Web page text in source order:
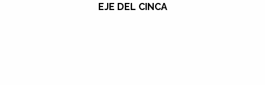
EJE DEL CINCA